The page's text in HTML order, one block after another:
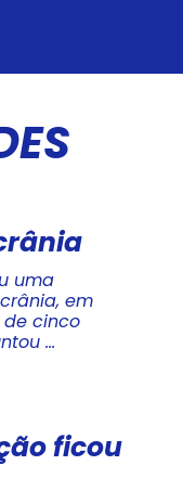
uma
em
cinco
...
ficou